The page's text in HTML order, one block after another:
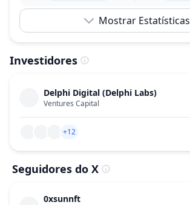
Mostrar Estatísticas
Investidores
Delphi Digital (Delphi Labs)
Ventures Capital
+12
Seguidores do X
0xsunnft